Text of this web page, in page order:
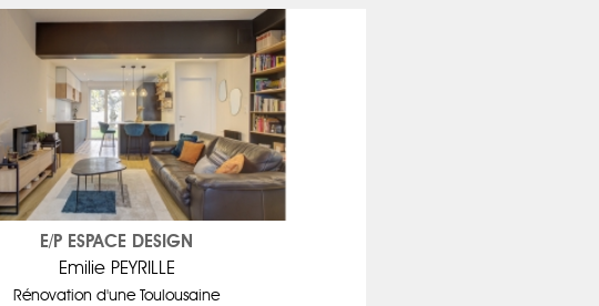
E/P ESPACE DESIGN
Emilie PEYRILLE
Rénovation d'une Toulousaine